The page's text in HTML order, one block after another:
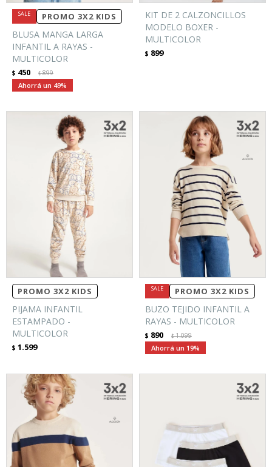
PROMO 3X2 KIDS
BLUSA MANGA LARGA
INFANTIL A RAYAS -
MULTICOLOR
$ 450 $899
49
KIT DE 2 CALZONCILLOS
MODELO BOXER -
MULTICOLOR
$ 899
PROMO 3X2 KIDS
PIJAMA INFANTIL
ESTAMPADO -
MULTICOLOR
$ 1.599
PROMO 3X2 KIDS
BUZO TEJIDO INFANTIL A
RAYAS - MULTICOLOR
$ 890 $1.099
19